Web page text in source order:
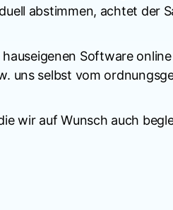
abstimmen, achtet der
Software
uns selbst vom
wir auf Wunsch auch